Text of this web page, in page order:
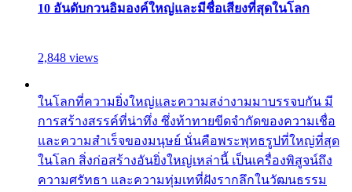
10 อันดับกวนอิมองค์ใหญ่และมีชื่อเสียงที่สุดในโลก
2,848 views
ในโลกที่ความยิ่งใหญ่และความสง่างามมาบรรจบกัน มี
การสร้างสรรค์ที่น่าทึ่ง ซึ่งท้าทายขีดจำกัดของความเชื่อ
และความสำเร็จของมนุษย์ นั่นคือพระพุทธรูปที่ใหญ่ที่สุด
ในโลก สิ่งก่อสร้างอันยิ่งใหญ่เหล่านี้ เป็นเครื่องพิสูจน์ถึง
ความศรัทธา และความทุ่มเทที่ฝังรากลึกในวัฒนธรรม